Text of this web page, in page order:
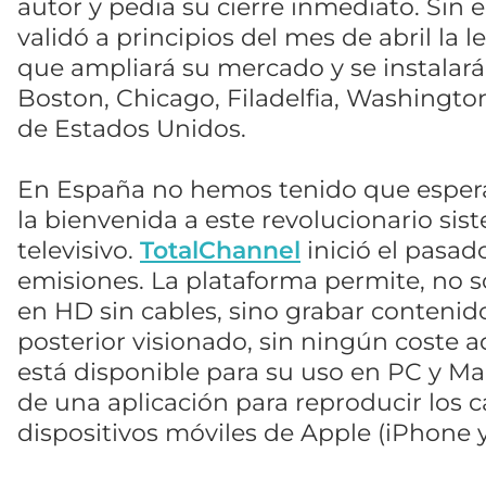
autor y pedia su cierre inmediato. Sin
validó a principios del mes de abril la
que ampliará su mercado y se
Boston, Chicago, Filadelfia,
de Estados Unidos.
En España no hemos tenido que
la bienvenida a este revolucionario
televisivo. TotalChannel inició el
emisiones. La plataforma permite, no
en HD sin cables, sino grabar
posterior visionado, sin ningún coste
está disponible para su uso en PC y
de una aplicación para reproducir los
dispositivos móviles de Apple (iPhone